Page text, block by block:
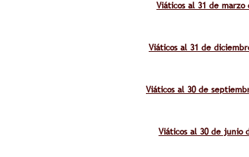
Viáticos al 31 de marzo
Viáticos al 31 de
Viáticos al 30 de
Viáticos al 30 de junio